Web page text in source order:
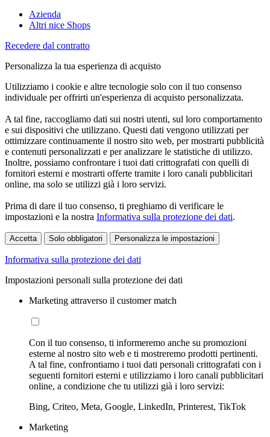
Azienda
Altri nice Shops
Recedere dal contratto
Personalizza la tua esperienza di acquisto
Utilizziamo i cookie e altre tecnologie solo con il tuo consenso
individuale per offrirti un'esperienza di acquisto personalizzata.
A tal fine, raccogliamo dati sui nostri utenti, sul loro comportamento
e sui dispositivi che utilizzano. Questi dati vengono utilizzati per
ottimizzare continuamente il nostro sito web, per mostrarti pubblicità
e contenuti personalizzati e per analizzare le statistiche di utilizzo.
Inoltre, possiamo confrontare i tuoi dati crittografati con quelli di
fornitori esterni e mostrarti offerte tramite i loro canali pubblicitari
online, ma solo se utilizzi già i loro servizi.
Prima di dare il tuo consenso, ti preghiamo di verificare le
impostazioni e la nostra Informativa sulla protezione dei dati.
Accetta Solo obbligatori Personalizza le impostazioni
Informativa sulla protezione dei dati
Impostazioni personali sulla protezione dei dati
Marketing attraverso il customer match
Con il tuo consenso, ti informeremo anche su promozioni
esterne al nostro sito web e ti mostreremo prodotti pertinenti.
A tal fine, confrontiamo i tuoi dati personali crittografati con i
seguenti fornitori esterni e utilizziamo i loro canali pubblicitari
online, a condizione che tu utilizzi già i loro servizi:
Bing, Criteo, Meta, Google, LinkedIn, Printerest, TikTok
Marketing